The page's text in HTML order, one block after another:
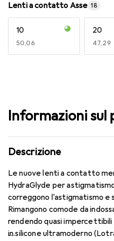
Lenti a contatto Asse 18
10
EUR
50,06
20
EUR
47,29
Informazioni
Descrizione
Le nuove lenti a contatto
HydraGlyde per
correggono l'astigmatismo
Rimangono comode da
rendendo quasi
in silicone ultramoderno